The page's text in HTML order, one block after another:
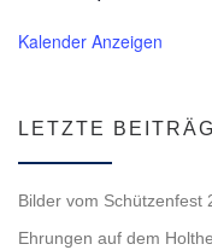
Kalender Anzeigen
LETZTE
Bilder vom Schützenfest
Ehrungen auf dem